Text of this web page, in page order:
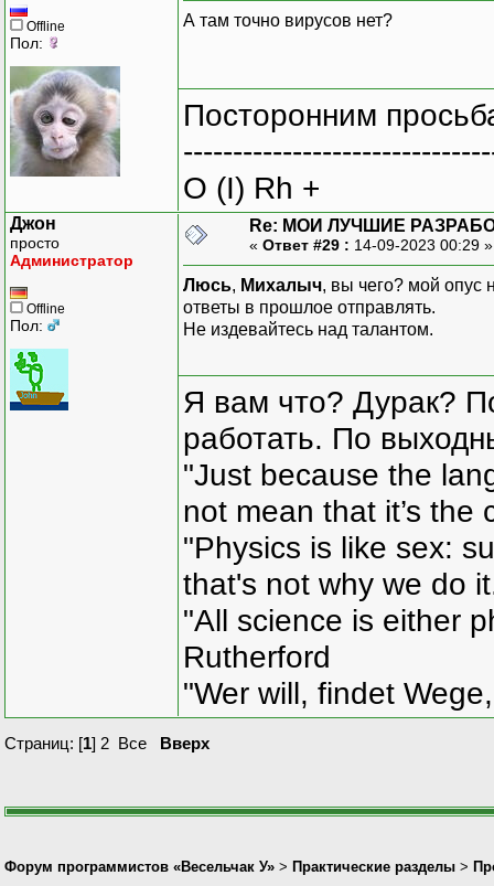
Offline
Пол:
А там точно вирусов нет?
Посторонним
O (I) Rh +
Джон
просто
Администратор
Offline
Пол:
Re: МОИ ЛУЧШИЕ
« Ответ #29 : 14-09-2023 00:29
Люсь, Михалыч, вы чего? мой опус
ответы в прошлое отправлять.
Не издевайтесь над талантом.
Я вам что? Дурак?
работать. По
"Just because the
not mean that it’s the
"Physics is like sex:
that's not why we do
"All science is either
Rutherford
"Wer will, findet
Страниц: [1] 2 Все Вверх
Форум программистов «Весельчак У» > Практические разделы >